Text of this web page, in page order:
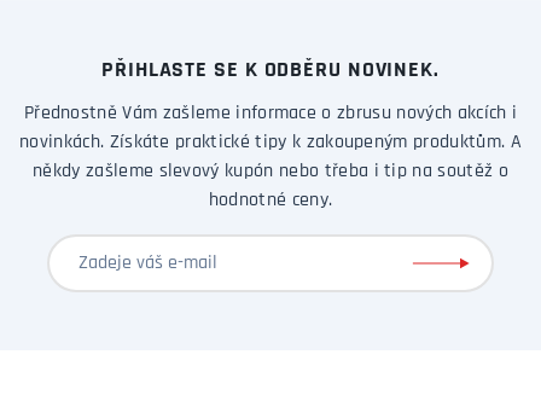
PŘIHLASTE SE K ODBĚRU NOVINEK.
Přednostně Vám zašleme informace o zbrusu nových akcích i
novinkách. Získáte praktické tipy k zakoupeným produktům. A
někdy zašleme slevový kupón nebo třeba i tip na soutěž o
hodnotné ceny.